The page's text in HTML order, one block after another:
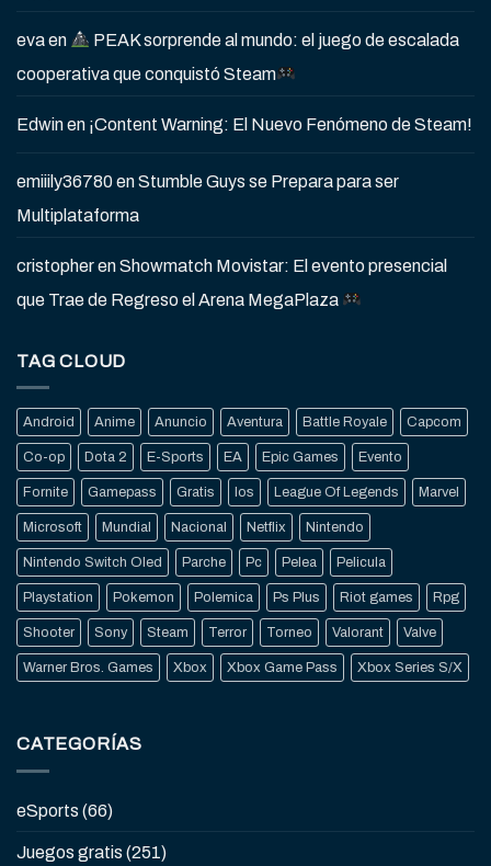
evaen
PEAK sorprende al mundo: el juego de escalada
cooperativa que conquistó Steam
Edwinen ¡Content Warning: El Nuevo Fenómeno de Steam!
emiiily36780enStumble Guys se Prepara para ser
Multiplataforma
cristopherenShowmatch Movistar: El evento presencial
que Trae de Regreso el Arena MegaPlaza
TAG CLOUD
Android Anime Anuncio Aventura Battle Royale Capcom
Co-op Dota 2 E-Sports EA Epic Games Evento
Fornite Gamepass Gratis Ios League Of Legends Marvel
Microsoft Mundial Nacional Netflix Nintendo
Nintendo Switch Oled Parche Pc Pelea Pelicula
Playstation Pokemon Polemica Ps Plus Riot games Rpg
Shooter Sony Steam Terror Torneo Valorant Valve
Warner Bros. Games Xbox Xbox Game Pass Xbox Series S/X
CATEGORÍAS
eSports (66)
Juegos gratis (251)